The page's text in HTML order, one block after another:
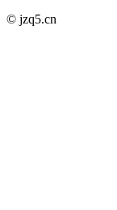
© jzq5.cn